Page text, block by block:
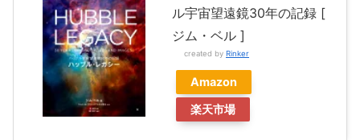
ル宇宙望遠鏡30年の記録 [
ジム・ベル ]
created by Rinker
Amazon
楽天市場